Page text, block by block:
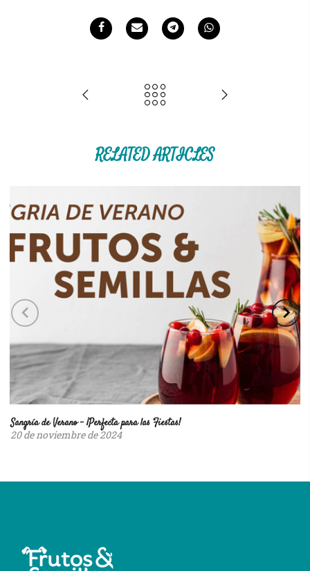
RELATED ARTICLES
Sangría de Verano – ¡Perfecta para las Fiestas!
20 de noviembre de 2024